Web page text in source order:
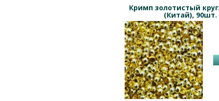
Кримп золотистый
(Китай), 90шт.